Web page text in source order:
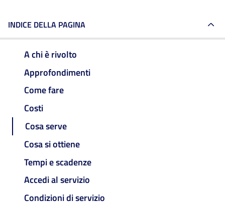
INDICE DELLA PAGINA
A chi è rivolto
Approfondimenti
Come fare
Costi
Cosa serve
Cosa si ottiene
Tempi e scadenze
Accedi al servizio
Condizioni di servizio